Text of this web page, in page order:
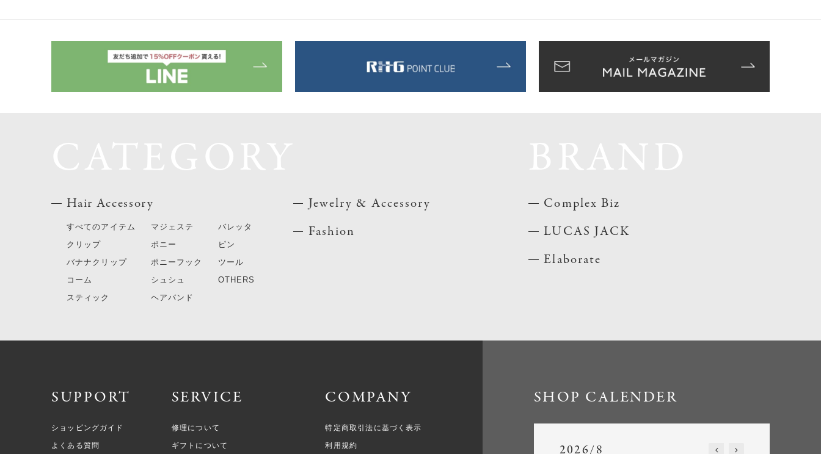
Hair Accessory
すべてのアイテム
クリップ
バナナクリップ
コーム
スティック
マジェステ
ポニー
ポニーフック
シュシュ
ヘアバンド
バレッタ
ピン
ツール
OTHERS
Jewelry & Accessory
Fashion
Complex Biz
LUCAS JACK
Elaborate
SUPPORT
ショッピングガイド
よくある質問
SERVICE
修理について
ギフトについて
COMPANY
特定商取引法に基づく表示
利用規約
SHOP CALENDER
2026/8